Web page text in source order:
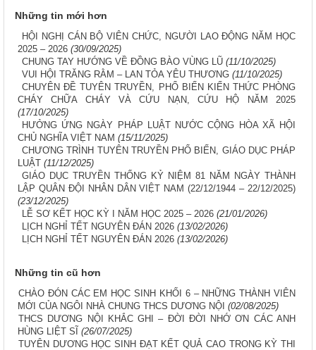
Những tin mới hơn
HỘI NGHỊ CÁN BỘ VIÊN CHỨC, NGƯỜI LAO ĐỘNG NĂM HỌC
2025 – 2026 (30/09/2025)
CHUNG TAY HƯỚNG VỀ ĐỒNG BÀO VÙNG LŨ (11/10/2025)
VUI HỘI TRĂNG RẰM – LAN TỎA YÊU THƯƠNG (11/10/2025)
CHUYÊN ĐỀ TUYÊN TRUYỀN, PHỔ BIẾN KIẾN THỨC PHÒNG
CHÁY CHỮA CHÁY VÀ CỨU NẠN, CỨU HỘ NĂM 2025
(17/10/2025)
HƯỞNG ỨNG NGÀY PHÁP LUẬT NƯỚC CỘNG HÒA XÃ HỘI
CHỦ NGHĨA VIỆT NAM (15/11/2025)
CHƯƠNG TRÌNH TUYÊN TRUYỀN PHỔ BIẾN, GIÁO DỤC PHÁP
LUẬT (11/12/2025)
GIÁO DỤC TRUYỀN THỐNG KỶ NIỆM 81 NĂM NGÀY THÀNH
LẬP QUÂN ĐỘI NHÂN DÂN VIỆT NAM (22/12/1944 – 22/12/2025)
(23/12/2025)
LỄ SƠ KẾT HỌC KỲ I NĂM HỌC 2025 – 2026 (21/01/2026)
LỊCH NGHỈ TẾT NGUYÊN ĐÁN 2026 (13/02/2026)
LỊCH NGHỈ TẾT NGUYÊN ĐÁN 2026 (13/02/2026)
Những tin cũ hơn
CHÀO ĐÓN CÁC EM HỌC SINH KHỐI 6 – NHỮNG THÀNH VIÊN
MỚI CỦA NGÔI NHÀ CHUNG THCS DƯƠNG NỘI (02/08/2025)
THCS DƯƠNG NỘI KHẮC GHI – ĐỜI ĐỜI NHỚ ƠN CÁC ANH
HÙNG LIỆT SĨ (26/07/2025)
TUYÊN DƯƠNG HỌC SINH ĐẠT KẾT QUẢ CAO TRONG KỲ THI